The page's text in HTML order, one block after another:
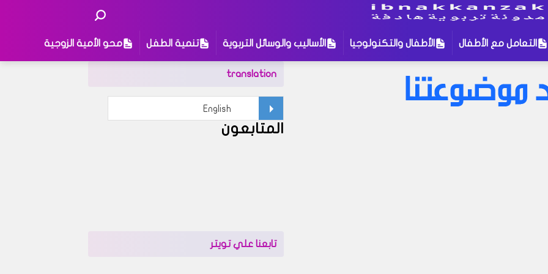
التعامل مع الأطفال الأطفال والتكنولوجيا الأساليب والوسائل التربوية تنمية الطفل محو الأمية الزوجية
للبحث:
translation
المتابعون
تابعنا علي تويتر